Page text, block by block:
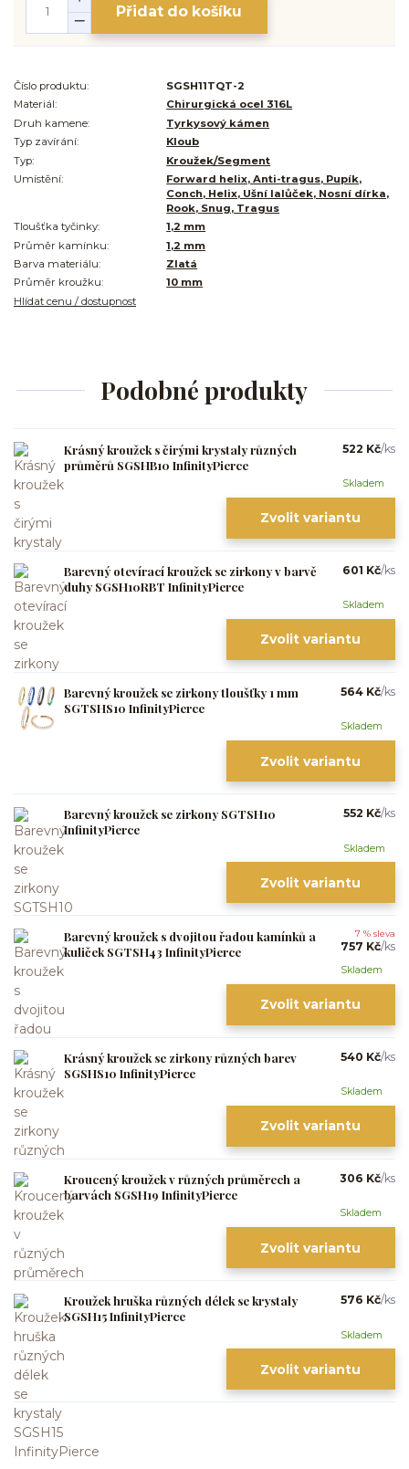
Přidat do košíku
Číslo produktu:
SGSH11TQT-2
Materiál:
Chirurgická ocel 316L
Druh kamene:
Tyrkysový kámen
Typ zavírání:
Kloub
Typ:
Kroužek/Segment
Umístění:
Forward helix, Anti-tragus, Pupík,
Conch, Helix, Ušní lalůček, Nosní dírka,
Rook, Snug, Tragus
Tloušťka tyčinky:
1,2 mm
Průměr kamínku:
1,2 mm
Barva materiálu:
Zlatá
Průměr kroužku:
10 mm
Hlídat cenu / dostupnost
Podobné produkty
Krásný kroužek s čirými krystaly různých
průměrů SGSHB10 InfinityPierce
522 Kč/ks
Skladem
Zvolit variantu
Barevný otevírací kroužek se zirkony v barvě
duhy SGSH10RBT InfinityPierce
601 Kč/ks
Skladem
Zvolit variantu
Barevný kroužek se zirkony tloušťky 1 mm
SGTSHS10 InfinityPierce
564 Kč/ks
Skladem
Zvolit variantu
Barevný kroužek se zirkony SGTSH10
InfinityPierce
552 Kč/ks
Skladem
Zvolit variantu
Barevný kroužek s dvojitou řadou kamínků a
kuliček SGTSH43 InfinityPierce
7 % sleva
757 Kč/ks
Skladem
Zvolit variantu
Krásný kroužek se zirkony různých barev
SGSHS10 InfinityPierce
540 Kč/ks
Skladem
Zvolit variantu
Kroucený kroužek v různých průměrech a
barvách SGSH19 InfinityPierce
306 Kč/ks
Skladem
Zvolit variantu
Kroužek hruška různých délek se krystaly
SGSH15 InfinityPierce
576 Kč/ks
Skladem
Zvolit variantu